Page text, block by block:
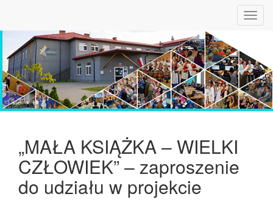
„MAŁA KSIĄŻKA – WIELKI
CZŁOWIEK” – zaproszenie
do udziału w projekcie